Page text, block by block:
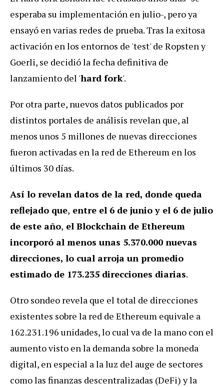
esperaba su implementación en julio-, pero ya
ensayó en varias redes de prueba. Tras la exitosa
activación en los entornos de 'test' de Ropsten y
Goerli, se decidió la fecha definitiva de
lanzamiento del 'hard fork'.
Por otra parte, nuevos datos publicados por
distintos portales de análisis revelan que, al
menos unos 5 millones de nuevas direcciones
fueron activadas en la red de Ethereum en los
últimos 30 días.
Así lo revelan datos de la red, donde queda
reflejado que, entre el 6 de junio y el 6 de julio
de este año, el Blockchain de Ethereum
incorporó al menos unas 5.370.000 nuevas
direcciones, lo cual arroja un promedio
estimado de 173.235 direcciones diarias.
Otro sondeo revela que el total de direcciones
existentes sobre la red de Ethereum equivale a
162.231.196 unidades, lo cual va de la mano con el
aumento visto en la demanda sobre la moneda
digital, en especial a la luz del auge de sectores
como las finanzas descentralizadas (DeFi) y la